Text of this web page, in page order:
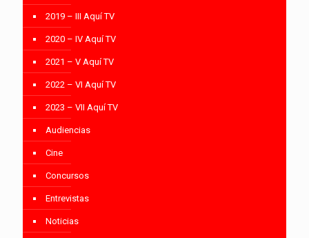
2019 – III Aquí TV
2020 – IV Aquí TV
2021 – V Aquí TV
2022 – VI Aquí TV
2023 – VII Aquí TV
Audiencias
Cine
Concursos
Entrevistas
Noticias